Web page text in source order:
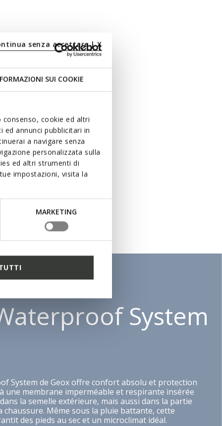
SUI COOKIE
cookie ed altri
annunci pubblicitari in
a navigare senza
personalizzata sulla
ed altri strumenti di
impostazioni, visita la
MARKETING
senza accettare | X
System
System de Geox offre confort absolu et protection
une membrane imperméable et respirante insérée
la semelle extérieure, mais aussi dans la partie
chaussure. Même sous la pluie battante, cette
des pieds au sec et un microclimat idéal.